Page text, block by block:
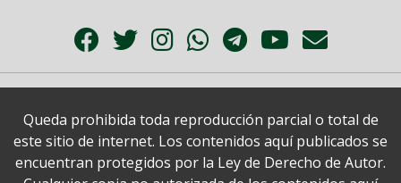
Queda prohibida toda reproducción parcial o total de
este sitio de internet. Los contenidos aquí publicados se
encuentran protegidos por la Ley de Derecho de Autor.